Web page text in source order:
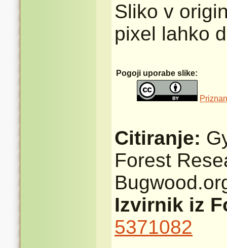
Sliko v
pixel lahko
Pogoji uporabe slike:
Citiranje:
Forest
Izvirnik iz
5371082